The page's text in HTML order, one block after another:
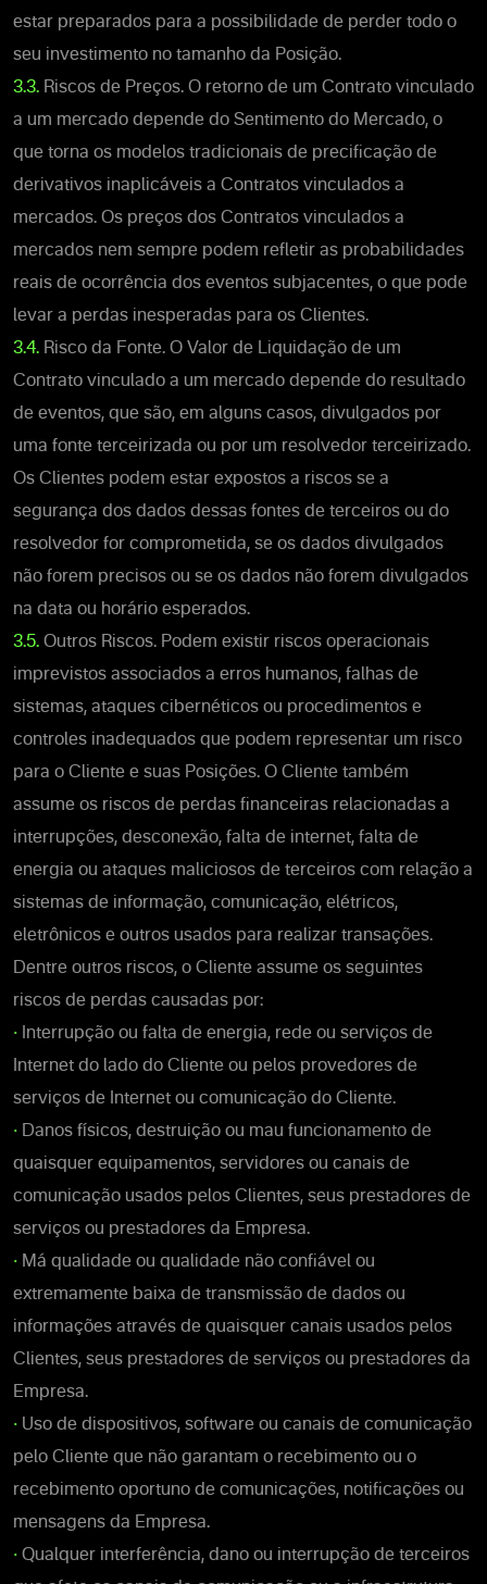
estar preparados para a possibilidade de perder todo o
seu investimento no tamanho da Posição.
3.3. Riscos de Preços. O retorno de um Contrato vinculado
a um mercado depende do Sentimento do Mercado, o
que torna os modelos tradicionais de precificação de
derivativos inaplicáveis a Contratos vinculados a
mercados. Os preços dos Contratos vinculados a
mercados nem sempre podem refletir as probabilidades
reais de ocorrência dos eventos subjacentes, o que pode
levar a perdas inesperadas para os Clientes.
3.4. Risco da Fonte. O Valor de Liquidação de um
Contrato vinculado a um mercado depende do resultado
de eventos, que são, em alguns casos, divulgados por
uma fonte terceirizada ou por um resolvedor terceirizado.
Os Clientes podem estar expostos a riscos se a
segurança dos dados dessas fontes de terceiros ou do
resolvedor for comprometida, se os dados divulgados
não forem precisos ou se os dados não forem divulgados
na data ou horário esperados.
3.5. Outros Riscos. Podem existir riscos operacionais
imprevistos associados a erros humanos, falhas de
sistemas, ataques cibernéticos ou procedimentos e
controles inadequados que podem representar um risco
para o Cliente e suas Posições. O Cliente também
assume os riscos de perdas financeiras relacionadas a
interrupções, desconexão, falta de internet, falta de
energia ou ataques maliciosos de terceiros com relação a
sistemas de informação, comunicação, elétricos,
eletrônicos e outros usados para realizar transações.
Dentre outros riscos, o Cliente assume os seguintes
riscos de perdas causadas por:
• Interrupção ou falta de energia, rede ou serviços de
Internet do lado do Cliente ou pelos provedores de
serviços de Internet ou comunicação do Cliente.
• Danos físicos, destruição ou mau funcionamento de
quaisquer equipamentos, servidores ou canais de
comunicação usados pelos Clientes, seus prestadores de
serviços ou prestadores da Empresa.
• Má qualidade ou qualidade não confiável ou
extremamente baixa de transmissão de dados ou
informações através de quaisquer canais usados pelos
Clientes, seus prestadores de serviços ou prestadores da
Empresa.
• Uso de dispositivos, software ou canais de comunicação
pelo Cliente que não garantam o recebimento ou o
recebimento oportuno de comunicações, notificações ou
mensagens da Empresa.
• Qualquer interferência, dano ou interrupção de terceiros